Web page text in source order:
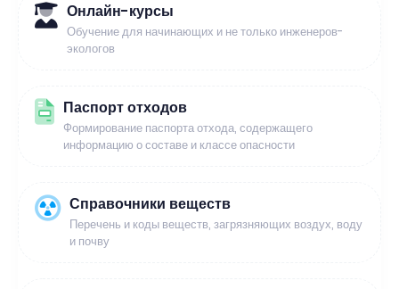
Онлайн-курсы
Обучение для начинающих и не только инженеров-
экологов
Паспорт отходов
Формирование паспорта отхода, содержащего
информацию о составе и классе опасности
Справочники веществ
Перечень и коды веществ, загрязняющих воздух, воду
и почву